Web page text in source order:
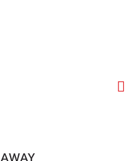
AWAY